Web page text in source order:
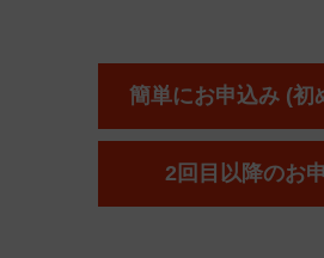
簡単にお申込み (初
2回目以降のお